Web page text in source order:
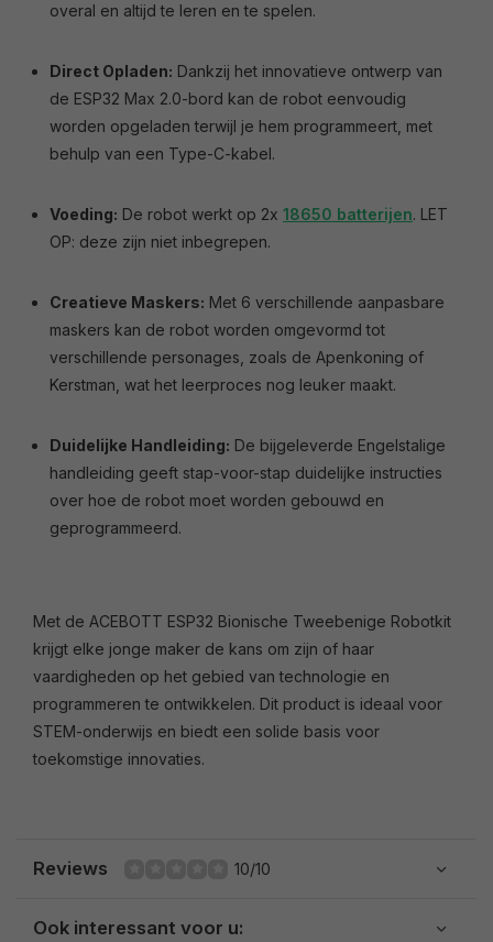
overal en altijd te leren en te spelen.
Direct Opladen: Dankzij het innovatieve ontwerp van
de ESP32 Max 2.0-bord kan de robot eenvoudig
worden opgeladen terwijl je hem programmeert, met
behulp van een Type-C-kabel.
Voeding: De robot werkt op 2x 18650 batterijen. LET
OP: deze zijn niet inbegrepen.
Creatieve Maskers: Met 6 verschillende aanpasbare
maskers kan de robot worden omgevormd tot
verschillende personages, zoals de Apenkoning of
Kerstman, wat het leerproces nog leuker maakt.
Duidelijke Handleiding: De bijgeleverde Engelstalige
handleiding geeft stap-voor-stap duidelijke instructies
over hoe de robot moet worden gebouwd en
geprogrammeerd.
Met de ACEBOTT ESP32 Bionische Tweebenige Robotkit
krijgt elke jonge maker de kans om zijn of haar
vaardigheden op het gebied van technologie en
programmeren te ontwikkelen. Dit product is ideaal voor
STEM-onderwijs en biedt een solide basis voor
toekomstige innovaties.
Reviews 10/10
Ook interessant voor u: